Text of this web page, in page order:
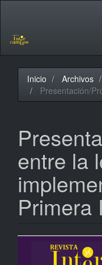
principal
Barra
lateral
Inicio Archivos
Presentación/
entre la
Primera
Barra